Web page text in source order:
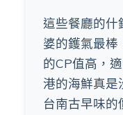
這些餐廳的什
婆的鑊氣最棒
的CP值高，
港的海鮮真是
台南古早味